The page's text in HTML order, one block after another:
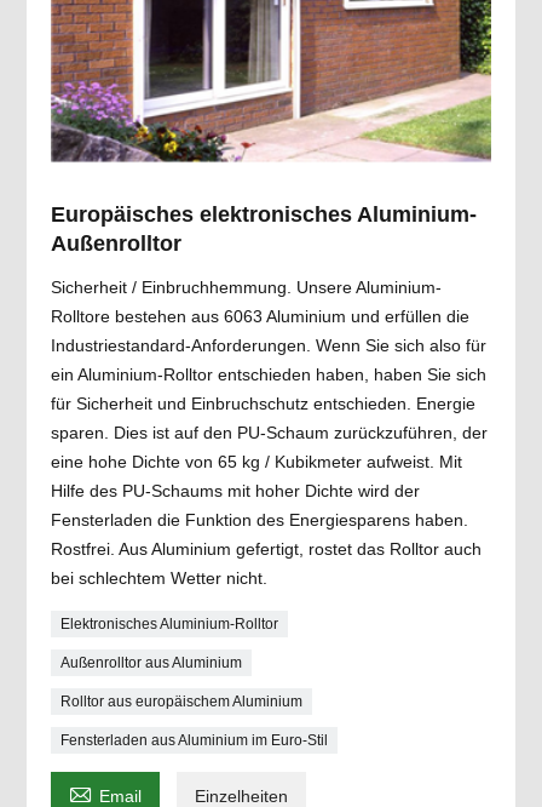
Europäisches elektronisches Aluminium-
Außenrolltor
Sicherheit / Einbruchhemmung. Unsere Aluminium-
Rolltore bestehen aus 6063 Aluminium und erfüllen die
Industriestandard-Anforderungen. Wenn Sie sich also für
ein Aluminium-Rolltor entschieden haben, haben Sie sich
für Sicherheit und Einbruchschutz entschieden. Energie
sparen. Dies ist auf den PU-Schaum zurückzuführen, der
eine hohe Dichte von 65 kg / Kubikmeter aufweist. Mit
Hilfe des PU-Schaums mit hoher Dichte wird der
Fensterladen die Funktion des Energiesparens haben.
Rostfrei. Aus Aluminium gefertigt, rostet das Rolltor auch
bei schlechtem Wetter nicht.
Elektronisches Aluminium-Rolltor
Außenrolltor aus Aluminium
Rolltor aus europäischem Aluminium
Fensterladen aus Aluminium im Euro-Stil
 Email Einzelheiten